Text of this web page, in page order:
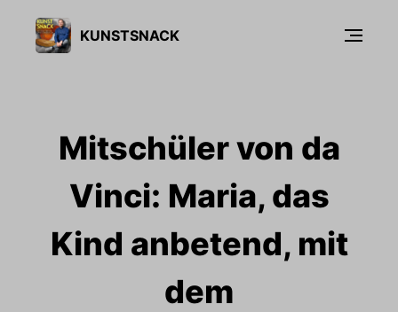
KUNSTSNACK
Mitschüler von da
Vinci: Maria, das
Kind anbetend, mit
dem